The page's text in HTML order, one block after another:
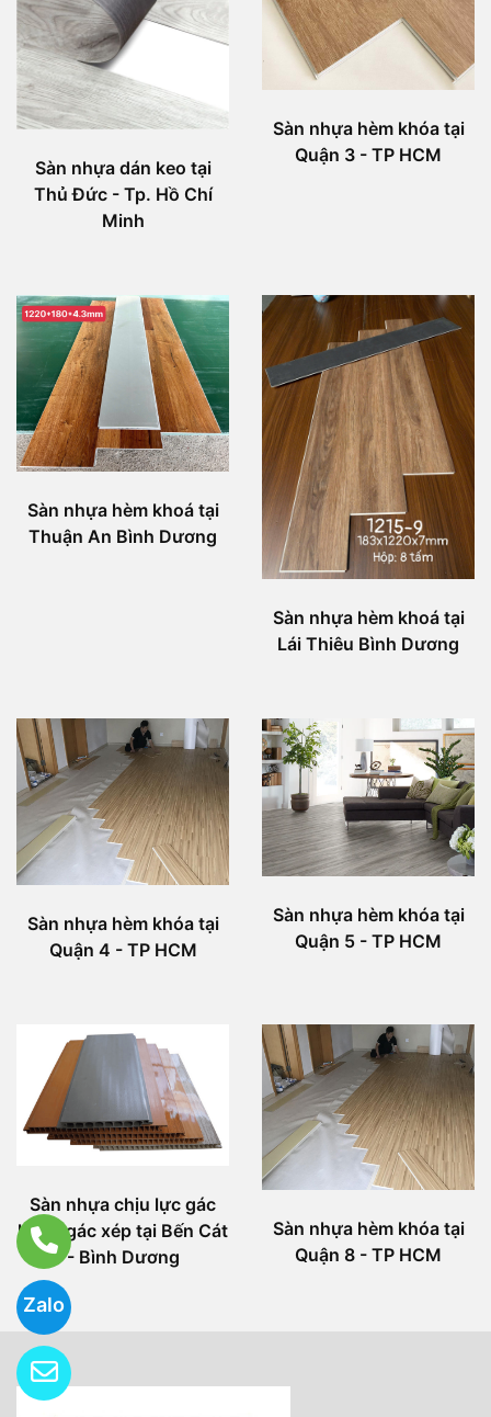
Zalo
Sàn nhựa dán keo tại
Thủ Đức - Tp. Hồ Chí
Minh
Sàn nhựa hèm khóa tại
Quận 3 - TP HCM
Sàn nhựa hèm khoá tại
Thuận An Bình Dương
Sàn nhựa hèm khoá tại
Lái Thiêu Bình Dương
Sàn nhựa hèm khóa tại
Quận 4 - TP HCM
Sàn nhựa hèm khóa tại
Quận 5 - TP HCM
Sàn nhựa chịu lực gác
lửng, gác xép tại Bến Cát
- Bình Dương
Sàn nhựa hèm khóa tại
Quận 8 - TP HCM